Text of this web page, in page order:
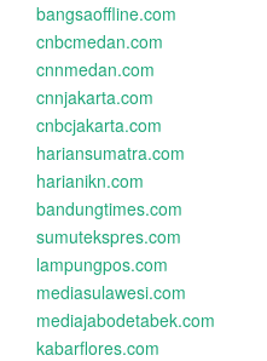
bangsaoffline.com
cnbcmedan.com
cnnmedan.com
cnnjakarta.com
cnbcjakarta.com
hariansumatra.com
harianikn.com
bandungtimes.com
sumutekspres.com
lampungpos.com
mediasulawesi.com
mediajabodetabek.com
kabarflores.com